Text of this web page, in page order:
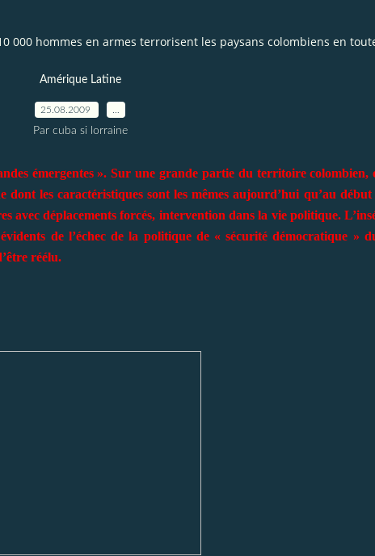
000 hommes en armes terrorisent les paysans colombiens en
Amérique Latine
25.08.2009
Par cuba si lorraine
émergentes ». Sur une grande partie du territoire colombien,
les caractéristiques sont les mêmes aujourd’hui qu’au début
avec déplacements forcés, intervention dans la vie politique.
de l’échec de la politique de « sécurité démocratique »
réélu.